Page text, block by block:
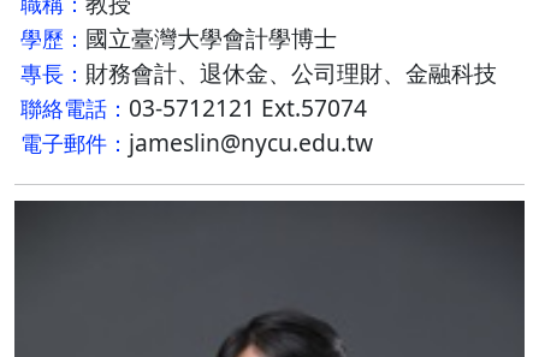
學歷： 國立臺灣大學會計學博士
專長： 財務會計、退休金、公司理財、金融科技
聯絡電話： 03-5712121 Ext.57074
電子郵件： jameslin@nycu.edu.tw